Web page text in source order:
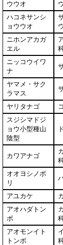
ウウオ
ハコネサンシ
ョウウオ
ニホンアカガ
エル
ニッコウイワ
ナ
ヤマメ・サク
ラマス
ヤリタナゴ
スジシマドジ
ョウ小型種山
陰型
カワアナゴ
オオヨシノボ
リ
アユカケ
アオハダトン
ボ
アオモンイト
トンボ